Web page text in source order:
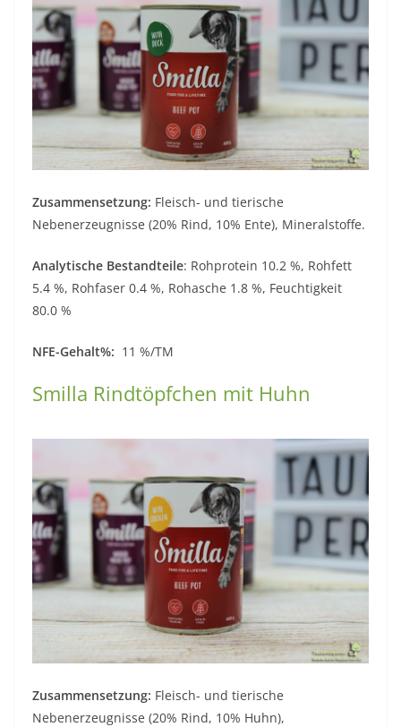
Zusammensetzung: Fleisch- und tierische
Nebenerzeugnisse (20% Rind, 10% Ente), Mineralstoffe.
Analytische Bestandteile: Rohprotein 10.2 %, Rohfett
5.4 %, Rohfaser 0.4 %, Rohasche 1.8 %, Feuchtigkeit
80.0 %
NFE-Gehalt%: 11 %/TM
Smilla Rindtöpfchen mit Huhn
Zusammensetzung: Fleisch- und tierische
Nebenerzeugnisse (20% Rind, 10% Huhn),